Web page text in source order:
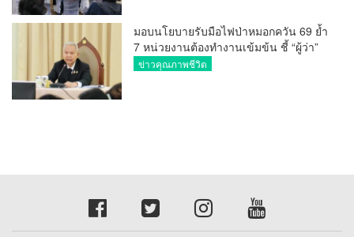
มอบนโยบายรับมือไฟป่าหมอกควัน 69 ย้ำ
7 หน่วยงานต้องทำงานเข้มข้น ชี้ “ผู้ว่า”
คีย์แมนสำคัญทำปัญหาลด
ข่าวคุณภาพชีวิต